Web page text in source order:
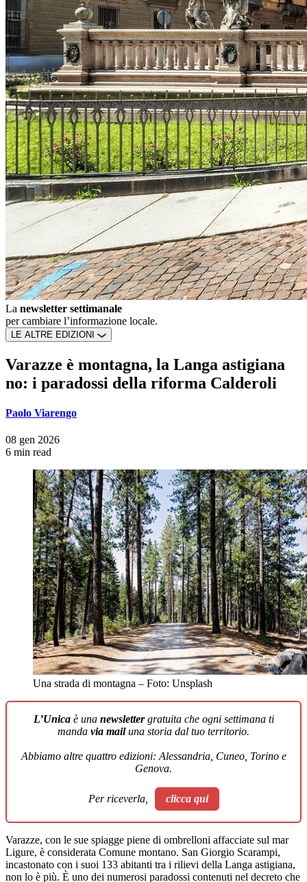
La newsletter settimanale
per cambiare l’informazione locale.
LE ALTRE EDIZIONI
Varazze è montagna, la Langa astigiana
no: i paradossi della riforma Calderoli
Paolo Viarengo
08 gen 2026
6 min read
Una strada di montagna – Foto: Unsplash
L’Unicaè una newslettergratuita che ogni settimana ti
manda via mailuna storia dal tuo territorio.
Abbiamo altre quattro edizioni: Alessandria, Cuneo, Torino e
Genova.
Per riceverla, clicca qui
Varazze, con le sue spiagge piene di ombrelloni affacciate sul mar
Ligure, è considerata Comune montano. San Giorgio Scarampi,
incastonato con i suoi 133 abitanti tra i rilievi della Langa astigiana,
non lo è più. È uno dei numerosi paradossi contenuti nel decreto che